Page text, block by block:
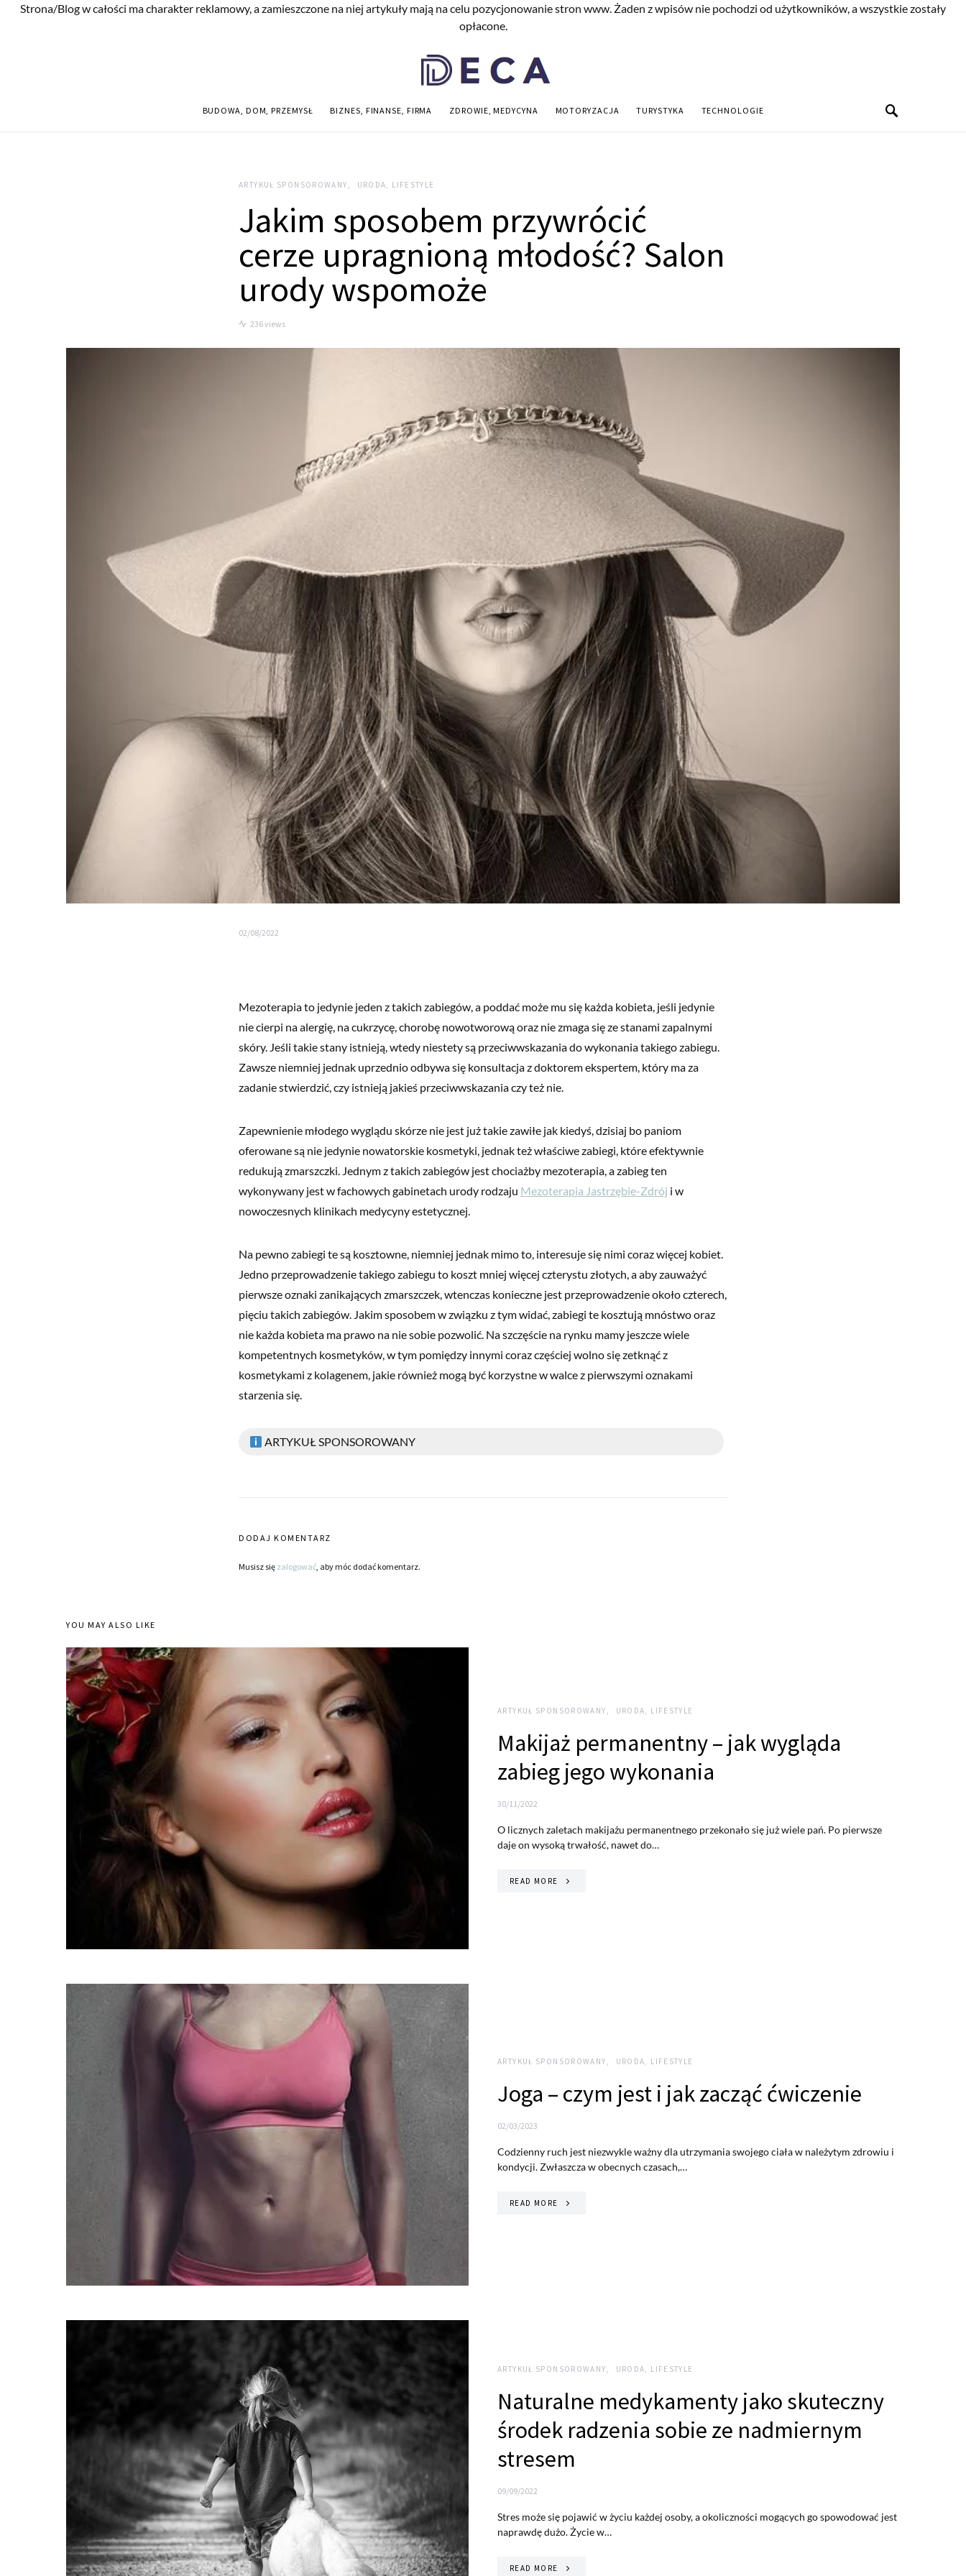
Strona/Blog w całości ma charakter reklamowy, a zamieszczone na niej artykuły mają na celu pozycjonowanie stron www. Żaden z wpisów nie pochodzi od użytkowników, a wszystkie zostały
opłacone.
BUDOWA, DOM, PRZEMYSŁ BIZNES, FINANSE, FIRMA ZDROWIE, MEDYCYNA MOTORYZACJA TURYSTYKA TECHNOLOGIE
ARTYKUŁ SPONSOROWANY URODA, LIFESTYLE
Jakim sposobem przywrócić
cerze upragnioną młodość? Salon
urody wspomoże
236 views
02/08/2022
Mezoterapia to jedynie jeden z takich zabiegów, a poddać może mu się każda kobieta, jeśli jedynie
nie cierpi na alergię, na cukrzycę, chorobę nowotworową oraz nie zmaga się ze stanami zapalnymi
skóry. Jeśli takie stany istnieją, wtedy niestety są przeciwwskazania do wykonania takiego zabiegu.
Zawsze niemniej jednak uprzednio odbywa się konsultacja z doktorem ekspertem, który ma za
zadanie stwierdzić, czy istnieją jakieś przeciwwskazania czy też nie.
Zapewnienie młodego wyglądu skórze nie jest już takie zawiłe jak kiedyś, dzisiaj bo paniom
oferowane są nie jedynie nowatorskie kosmetyki, jednak też właściwe zabiegi, które efektywnie
redukują zmarszczki. Jednym z takich zabiegów jest chociażby mezoterapia, a zabieg ten
wykonywany jest w fachowych gabinetach urody rodzaju Mezoterapia Jastrzębie-Zdrój i w
nowoczesnych klinikach medycyny estetycznej.
Na pewno zabiegi te są kosztowne, niemniej jednak mimo to, interesuje się nimi coraz więcej kobiet.
Jedno przeprowadzenie takiego zabiegu to koszt mniej więcej czterystu złotych, a aby zauważyć
pierwsze oznaki zanikających zmarszczek, wtenczas konieczne jest przeprowadzenie około czterech,
pięciu takich zabiegów. Jakim sposobem w związku z tym widać, zabiegi te kosztują mnóstwo oraz
nie każda kobieta ma prawo na nie sobie pozwolić. Na szczęście na rynku mamy jeszcze wiele
kompetentnych kosmetyków, w tym pomiędzy innymi coraz częściej wolno się zetknąć z
kosmetykami z kolagenem, jakie również mogą być korzystne w walce z pierwszymi oznakami
starzenia się.
ARTYKUŁ SPONSOROWANY
DODAJ KOMENTARZ
Musisz się zalogować, aby móc dodać komentarz.
YOU MAY ALSO LIKE
ARTYKUŁ SPONSOROWANY URODA, LIFESTYLE
Makijaż permanentny – jak wygląda
zabieg jego wykonania
30/11/2022
O licznych zaletach makijażu permanentnego przekonało się już wiele pań. Po pierwsze
daje on wysoką trwałość, nawet do…
READ MORE
ARTYKUŁ SPONSOROWANY URODA, LIFESTYLE
Joga – czym jest i jak zacząć ćwiczenie
02/03/2023
Codzienny ruch jest niezwykle ważny dla utrzymania swojego ciała w należytym zdrowiu i
kondycji. Zwłaszcza w obecnych czasach,…
READ MORE
ARTYKUŁ SPONSOROWANY URODA, LIFESTYLE
Naturalne medykamenty jako skuteczny
środek radzenia sobie ze nadmiernym
stresem
09/09/2022
Stres może się pojawić w życiu każdej osoby, a okoliczności mogących go spowodować jest
naprawdę dużo. Życie w…
READ MORE